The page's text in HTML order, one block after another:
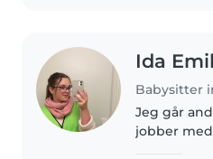
Ida
Babysitter
Jeg går
jobber